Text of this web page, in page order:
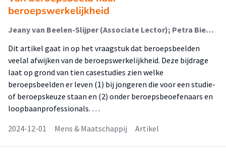
beroepswerkelijkheid
Jeany van Beelen-Slijper (Associate Lector); Petra Biemans (Lector); Ellen Sjoer (Lector); Piet Verstegen (Onderzoeker)
Dit artikel gaat in op het vraagstuk dat beroepsbeelden
veelal afwijken van de beroepswerkelijkheid. Deze bijdrage
laat op grond van tien casestudies zien welke
beroepsbeelden er leven (1) bij jongeren die voor een studie-
of beroepskeuze staan en (2) onder beroepsbeoefenaars en
loopbaanprofessionals. …
2024-12-01
Mens & Maatschappij Artikel